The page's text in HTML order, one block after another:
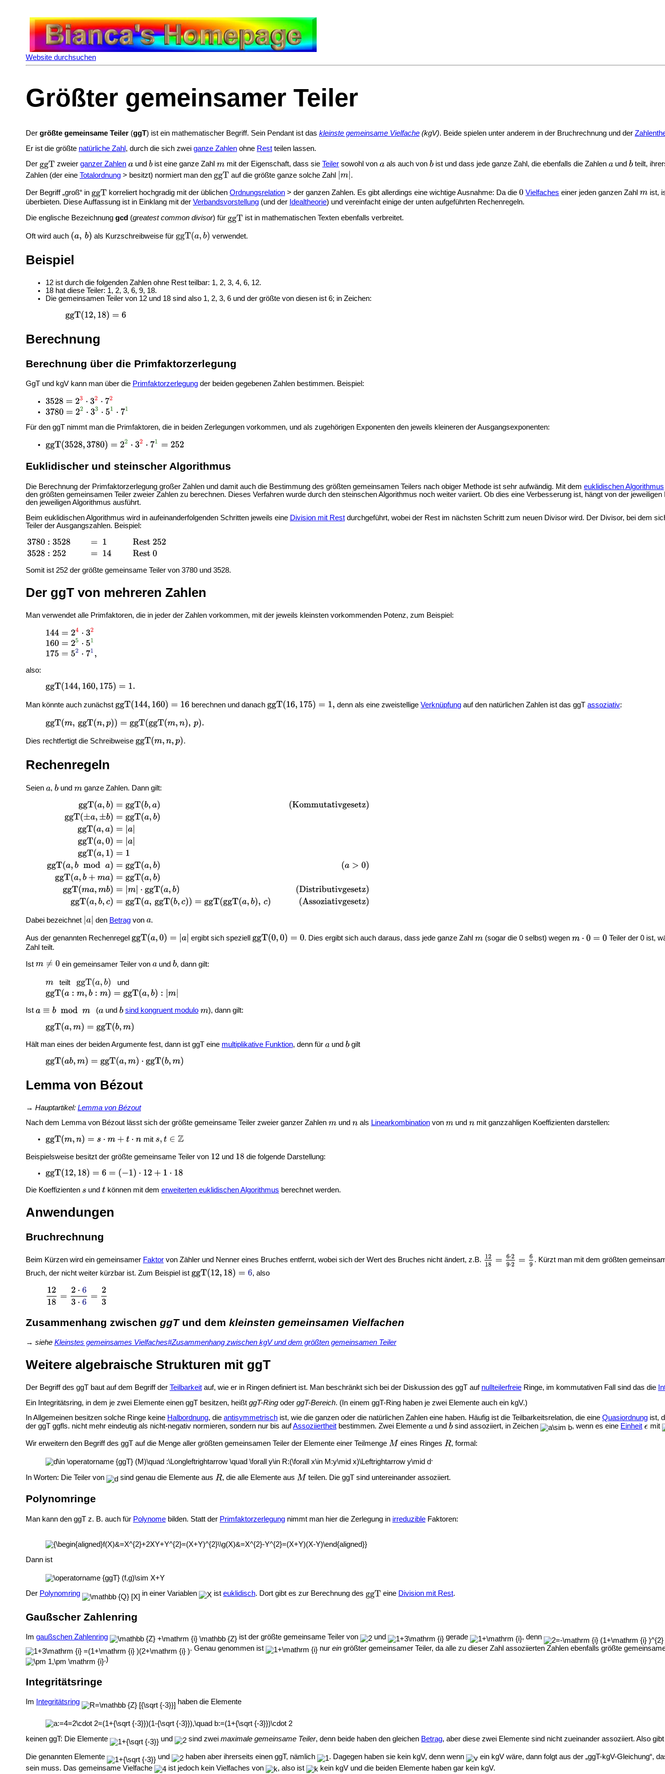
Website durchsuchen
Größter gemeinsamer Teiler
Der größte gemeinsame Teiler(ggT) ist ein mathematischer Begriff. Sein Pendant ist das kleinste gemeinsame Vielfache(kgV). Beide spielen unter anderem in der Bruchrechnung und der
Er ist die größte natürliche Zahl , durch die sich zwei ganze Zahlenohne Restteilen lassen.
Der
zweierganzer Zahlen und ist eine ganze Zahl mit der Eigenschaft, dass sieTeiler sowohl von als auch von ist und dass jede ganze Zahl, die ebenfalls die Zahlen und teilt,
Zahlen (der eine Totalordnung> besitzt) normiert man den auf die größte ganze solche Zahl .
Der Begriff „groß“ in korreliert hochgradig mit der üblichenOrdnungsrelation > der ganzen Zahlen. Es gibt allerdings eine wichtige Ausnahme: Da die Vielfaches einer jeden ganzen Zahl
ist,
überbieten. Diese Auffassung ist in Einklang mit der Verbandsvorstellung(und der Idealtheorie) und vereinfacht einige der unten aufgeführten Rechenregeln.
Die englische Bezeichnung gcd (greatest common divisor) für ist in mathematischen Texten ebenfalls verbreitet.
Oft wird auch als Kurzschreibweise für verwendet.
Beispiel
12 ist durch die folgenden Zahlen ohne Rest teilbar: 1, 2, 3, 4, 6, 12.
18 hat diese Teiler: 1, 2, 3, 6, 9, 18.
Die gemeinsamen Teiler von 12 und 18 sind also 1, 2, 3, 6 und der größte von diesen ist 6; in Zeichen:
Berechnung
Berechnung über die Primfaktorzerlegung
GgT und kgV kann man über die Primfaktorzerlegungder beiden gegebenen Zahlen bestimmen. Beispiel:
Für den ggT nimmt man die Primfaktoren, die in beiden Zerlegungen vorkommen, und als zugehörigen Exponenten den jeweils kleineren der Ausgangsexponenten:
Euklidischer und steinscher Algorithmus
Die Berechnung der Primfaktorzerlegung großer Zahlen und damit auch die Bestimmung des größten gemeinsamen Teilers nach obiger Methode ist sehr aufwändig. Mit dem euklidischen Algorithmus
den größten gemeinsamen Teiler zweier Zahlen zu berechnen. Dieses Verfahren wurde durch den steinschen Algorithmus noch weiter variiert. Ob dies eine Verbesserung ist, hängt von der jeweiligen
den jeweiligen Algorithmus ausführt.
Beim euklidischen Algorithmus wird in aufeinanderfolgenden Schritten jeweils eine Division mit Restdurchgeführt, wobei der Rest im nächsten Schritt zum neuen Divisor wird. Der Divisor, bei dem
Teiler der Ausgangszahlen. Beispiel:
Somit ist 252 der größte gemeinsame Teiler von 3780 und 3528.
Der ggT von mehreren Zahlen
Man verwendet alle Primfaktoren, die in jeder der Zahlen vorkommen, mit der jeweils kleinsten vorkommenden Potenz, zum Beispiel:
also:
Man könnte auch zunächst berechnen und danach denn als eine zweistelligeVerknüpfung auf den natürlichen Zahlen ist das ggTassoziativ:
Dies rechtfertigt die Schreibweise .
Rechenregeln
Seien , und ganze Zahlen. Dann gilt:
Dabei bezeichnet den Betragvon .
Aus der genannten Rechenregel ergibt sich speziell . Dies ergibt sich auch daraus, dass jede ganze Zahl (sogar die 0 selbst) wegen
Teiler der 0 ist,
Zahl teilt.
Ist ein gemeinsamer Teiler von und , dann gilt:
teilt und
Ist ( und sind kongruent modulo ), dann gilt:
Hält man eines der beiden Argumente fest, dann ist ggT eine multiplikative Funktion, denn für und gilt
Lemma von Bézout
→ Hauptartikel: Lemma von Bézout
Nach dem Lemma von Bézout lässt sich der größte gemeinsame Teiler zweier ganzer Zahlen
und als Linearkombinationvon und mit ganzzahligen Koeffizienten darstellen:
mit
Beispielsweise besitzt der größte gemeinsame Teiler von und die folgende Darstellung:
Die Koeffizienten und können mit dem erweiterten euklidischen Algorithmus berechnet werden.
Anwendungen
Bruchrechnung
Beim Kürzen wird ein gemeinsamer Faktorvon Zähler und Nenner eines Bruches entfernt, wobei sich der Wert des Bruches nicht ändert, z.B.
. Kürzt man mit dem größten
Bruch, der nicht weiter kürzbar ist. Zum Beispiel ist
, also
Zusammenhang zwischen ggTund dem kleinsten gemeinsamen Vielfachen
→ siehe Kleinstes gemeinsames Vielfaches#Zusammenhang zwischen kgV und dem größten gemeinsamen Teiler
Weitere algebraische Strukturen mit ggT
Der Begriff des ggT baut auf dem Begriff der Teilbarkeitauf, wie er in Ringen definiert ist. Man beschränkt sich bei der Diskussion des ggT auf nullteilerfreieRinge, im kommutativen Fall sind das die
Ein Integritätsring, in dem je zwei Elemente einen ggT besitzen, heißt ggT-Ringoder ggT-Bereich. (In einem ggT-Ring haben je zwei Elemente auch ein kgV.)
In Allgemeinen besitzen solche Ringe keine Halbordnung, die antisymmetrischist, wie die ganzen oder die natürlichen Zahlen eine haben. Häufig ist die Teilbarkeitsrelation, die eine Quasiordnungist,
der ggT ggfls. nicht mehr eindeutig als nicht-negativ normieren, sondern nur bis aufAssoziiertheitbestimmen. Zwei Elemente und sind assoziiert, in Zeichen , wenn es eine Einheit mit
Wir erweitern den Begriff des ggT auf die Menge aller größten gemeinsamen Teiler der Elemente einer Teilmenge eines Ringes
, formal:
.
In Worten: Die Teiler von sind genau die Elemente aus , die alle Elemente aus teilen. Die ggT sind untereinander assoziiert.
Polynomringe
Man kann den ggT z. B. auch für Polynomebilden. Statt der Primfaktorzerlegungnimmt man hier die Zerlegung in irreduzibleFaktoren:
Dann ist
Der Polynomring in einer Variablen ist euklidisch. Dort gibt es zur Berechnung des eine Division mit Rest.
Gaußscher Zahlenring
Im gaußschen Zahlenring ist der größte gemeinsame Teiler von und gerade , denn
. Genau genommen ist
nur eingrößter gemeinsamer Teiler, da alle zu dieser Zahl assoziierten Zahlen ebenfalls größte
.)
Integritätsringe
Im Integritätsring haben die Elemente
keinen ggT: Die Elemente und sind zwei maximale gemeinsame Teiler, denn beide haben den gleichen Betrag, aber diese zwei Elemente sind nicht zueinander assoziiert. Also
Die genannten Elemente und haben aber ihrerseits einen ggT, nämlich . Dagegen haben sie kein kgV, denn wenn
ein kgV wäre, dann folgt aus der „ggT-kgV-Gleichung“,
sein muss. Das gemeinsame Vielfache
ist jedoch kein Vielfaches von , also ist kein kgV und die beiden Elemente haben gar kein kgV.